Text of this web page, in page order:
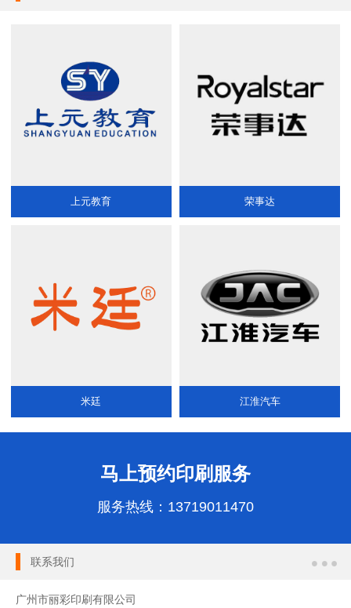
上元教育 荣事达
米廷 江淮汽车
马上预约印刷服务
服务热线： 13719011470
联系我们
广州市丽彩印刷有限公司